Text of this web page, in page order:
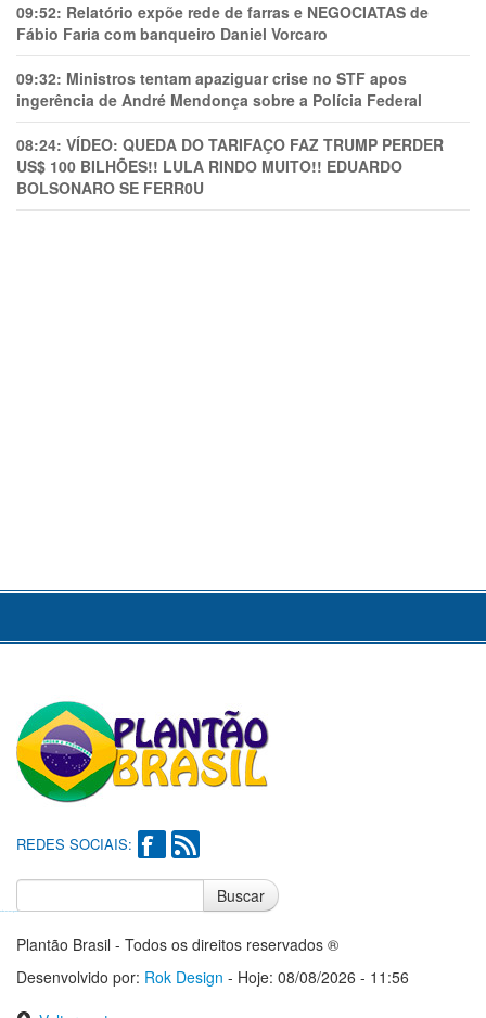
09:52: Relatório expõe rede de farras e NEGOCIATAS de
Fábio Faria com banqueiro Daniel Vorcaro
09:32: Ministros tentam apaziguar crise no STF apos
ingerência de André Mendonça sobre a Polícia Federal
08:24: VÍDEO: QUEDA DO TARIFAÇO FAZ TRUMP PERDER
US$ 100 BILHÕES!! LULA RINDO MUITO!! EDUARDO
BOLSONARO SE FERR0U
REDES SOCIAIS:
Buscar
Plantão Brasil - Todos os direitos reservados ®
Desenvolvido por: Rok Design - Hoje: 08/08/2026 - 11:56